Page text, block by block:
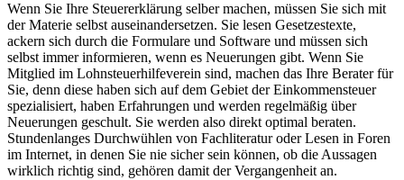
Wenn Sie Ihre Steuererklärung selber machen, müssen Sie sich mit
der Materie selbst auseinandersetzen. Sie lesen Gesetzestexte,
ackern sich durch die Formulare und Software und müssen sich
selbst immer informieren, wenn es Neuerungen gibt. Wenn Sie
Mitglied im Lohnsteuerhilfeverein sind, machen das Ihre Berater für
Sie, denn diese haben sich auf dem Gebiet der Einkommensteuer
spezialisiert, haben Erfahrungen und werden regelmäßig über
Neuerungen geschult. Sie werden also direkt optimal beraten.
Stundenlanges Durchwühlen von Fachliteratur oder Lesen in Foren
im Internet, in denen Sie nie sicher sein können, ob die Aussagen
wirklich richtig sind, gehören damit der Vergangenheit an.